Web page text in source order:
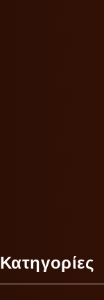
Κατηγορίες